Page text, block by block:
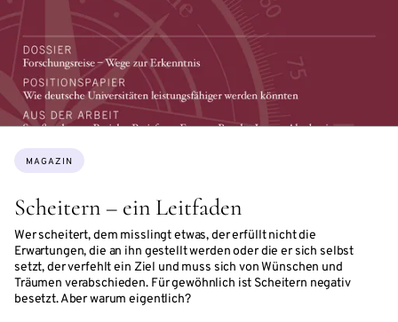
Scheitern – ein Leitfaden
Wer scheitert, dem misslingt etwas, der erfüllt nicht die
Erwartungen, die an ihn gestellt werden oder die er sich selbst
setzt, der verfehlt ein Ziel und muss sich von Wünschen und
Träumen verabschieden. Für gewöhnlich ist Scheitern negativ
besetzt. Aber warum eigentlich?
Themen:
MAGAZIN